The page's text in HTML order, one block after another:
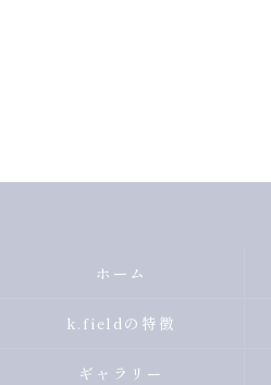
ホーム
k.fieldの特徴
ギャラリー